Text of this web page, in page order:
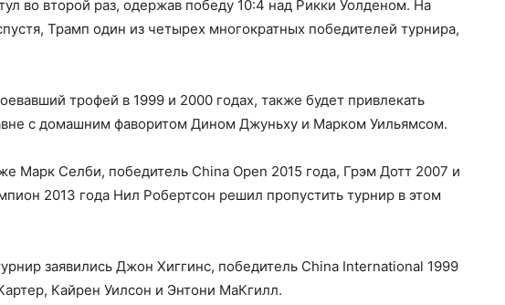
во второй раз, одержав победу 10:4 над Рикки Уолденом. На
Трамп один из четырех многократных победителей турнира,
трофей в 1999 и 2000 годах, также будет привлекать
с домашним фаворитом Дином Джуньху и Марком Уильямсом.
Марк Селби, победитель China Open 2015 года, Грэм Дотт 2007 и
2013 года Нил Робертсон решил пропустить турнир в этом
заявились Джон Хиггинс, победитель China International 1999
Кайрен Уилсон и Энтони МаКгилл.